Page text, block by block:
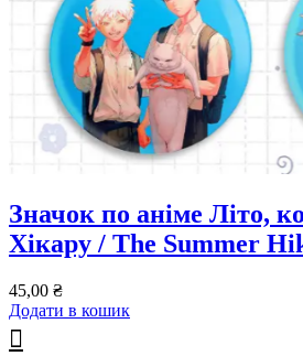
Значок по аніме Літо,
Хікару / The Summer
45,00 ₴
Додати в кошик